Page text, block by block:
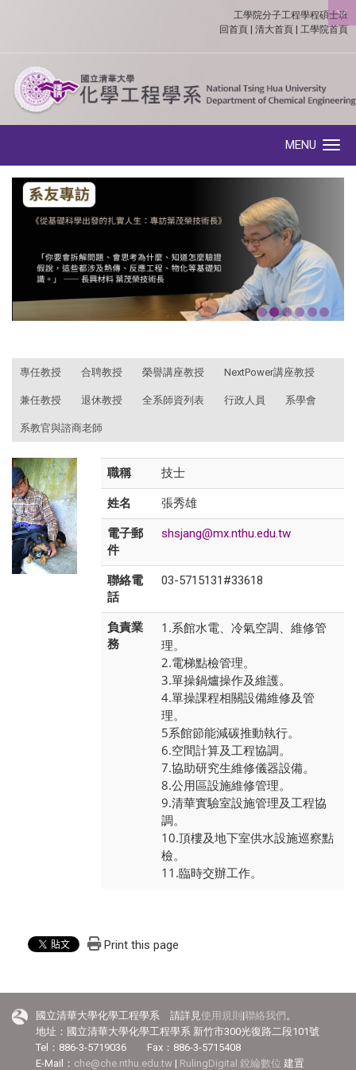
:::
工學院分子工程學程碩士班
回首頁
清大首頁 工學院首頁
MENU
專任教授 合聘教授 榮譽講座教授 NextPower講座教授
兼任教授 退休教授 全系師資列表 行政人員 系學會
系教官與諮商老師
職稱 技士
姓名 張秀雄
電子郵
件
shsjang@mx.nthu.edu.tw
聯絡電
話
03-5715131#33618
負責業
務
1.系館水電、冷氣空調、維修管
理。
2.電梯點檢管理。
3.單操鍋爐操作及維護。
4.單操課程相關設備維修及管
理。
5系館節能減碳推動執行。
6.空間計算及工程協調。
7.協助研究生維修儀器設備。
8.公用區設施維修管理。
9.清華實驗室設施管理及工程協
調。
10.頂樓及地下室供水設施巡察點
檢。
11.臨時交辦工作。
Print this page
國立清華大學化學工程學系 請詳見使用規則 |聯絡我們 。
地址：國立清華大學化學工程學系 新竹市300光復路二段101號
Tel：886-3-5719036 Fax：886-3-5715408
E-Mail： che@che.nthu.edu.tw | RulingDigital 銳綸數位 建置